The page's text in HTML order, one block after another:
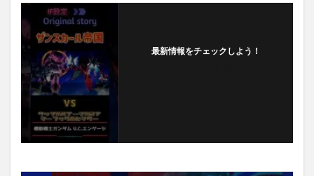
最新情報をチェックしよう！